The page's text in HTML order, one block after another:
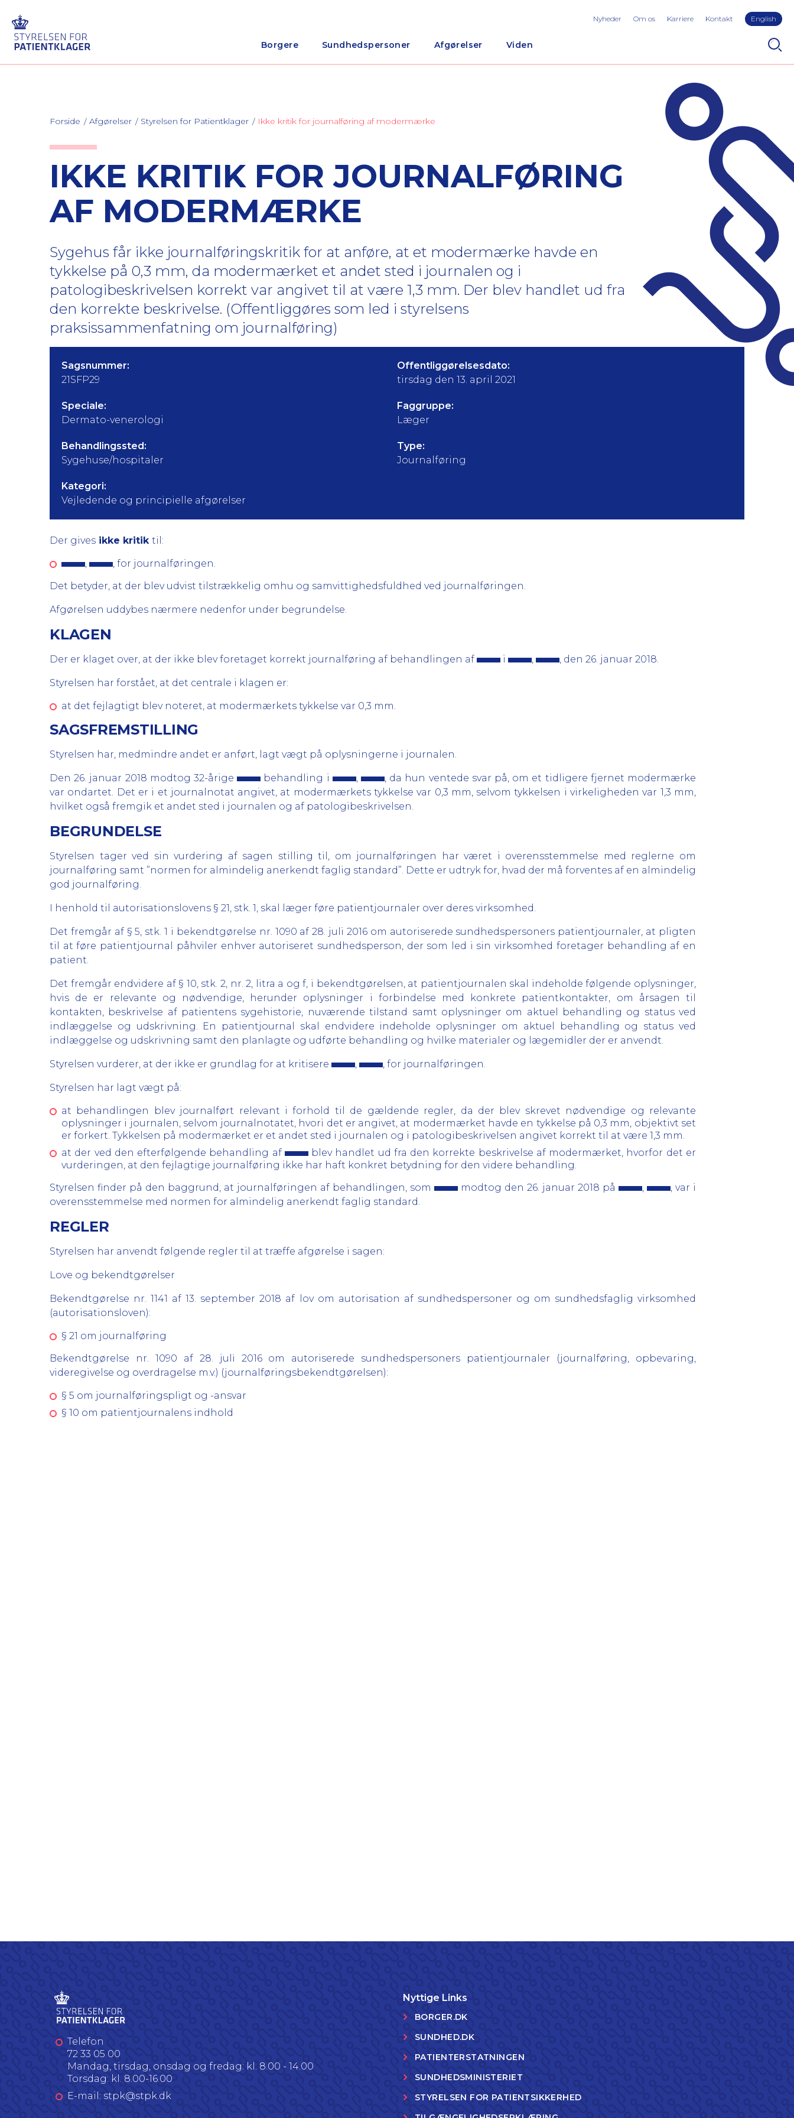
Borgere Sundhedspersoner Afgørelser Viden
Nyheder Om os Karriere Kontakt English
Forside Afgørelser Styrelsen for Patientklager Ikke kritik for journalføring af modermærke
IKKE KRITIK FOR JOURNALFØRING
AF MODERMÆRKE
Sygehus får ikke journalføringskritik for at anføre, at et modermærke havde en
tykkelse på 0,3 mm, da modermærket et andet sted i journalen og i
patologibeskrivelsen korrekt var angivet til at være 1,3 mm. Der blev handlet ud fra
den korrekte beskrivelse. (Offentliggøres som led i styrelsens
praksissammenfatning om journalføring)
Sagsnummer:
21SFP29
Offentliggørelsesdato:
tirsdag den 13. april 2021
Speciale:
Dermato-venerologi
Faggruppe:
Læger
Behandlingssted:
Sygehuse/hospitaler
Type:
Journalføring
Kategori:
Vejledende og principielle afgørelser
Der gives ikke kritik til:
,
, for journalføringen.
Det betyder, at der blev udvist tilstrækkelig omhu og samvittighedsfuldhed ved journalføringen.
Afgørelsen uddybes nærmere nedenfor under begrundelse.
KLAGEN
Der er klaget over, at der ikke blev foretaget korrekt journalføring af behandlingen af i , , den 26. januar 2018.
Styrelsen har forstået, at det centrale i klagen er:
at det fejlagtigt blev noteret, at modermærkets tykkelse var 0,3 mm.
SAGSFREMSTILLING
Styrelsen har, medmindre andet er anført, lagt vægt på oplysningerne i journalen.
Den 26. januar 2018 modtog 32-årige behandling i ,
, da hun ventede svar på, om et tidligere fjernet modermærke
var ondartet. Det er i et journalnotat angivet, at modermærkets tykkelse var 0,3 mm, selvom tykkelsen i virkeligheden var 1,3 mm,
hvilket også fremgik et andet sted i journalen og af patologibeskrivelsen.
BEGRUNDELSE
Styrelsen tager ved sin vurdering af sagen stilling til, om journalføringen har været i overensstemmelse med reglerne om
journalføring samt ”normen for almindelig anerkendt faglig standard”. Dette er udtryk for, hvad der må forventes af en almindelig
god journalføring.
I henhold til autorisationslovens § 21, stk. 1, skal læger føre patientjournaler over deres virksomhed.
Det fremgår af § 5, stk. 1 i bekendtgørelse nr. 1090 af 28. juli 2016 om autoriserede sundhedspersoners patientjournaler, at pligten
til at føre patientjournal påhviler enhver autoriseret sundhedsperson, der som led i sin virksomhed foretager behandling af en
patient.
Det fremgår endvidere af § 10, stk. 2, nr. 2, litra a og f, i bekendtgørelsen, at patientjournalen skal indeholde følgende oplysninger,
hvis de er relevante og nødvendige, herunder oplysninger i forbindelse med konkrete patientkontakter, om årsagen til
kontakten, beskrivelse af patientens sygehistorie, nuværende tilstand samt oplysninger om aktuel behandling og status ved
indlæggelse og udskrivning. En patientjournal skal endvidere indeholde oplysninger om aktuel behandling og status ved
indlæggelse og udskrivning samt den planlagte og udførte behandling og hvilke materialer og lægemidler der er anvendt.
Styrelsen vurderer, at der ikke er grundlag for at kritisere , , for journalføringen.
Styrelsen har lagt vægt på:
at behandlingen blev journalført relevant i forhold til de gældende regler, da der blev skrevet nødvendige og relevante
oplysninger i journalen, selvom journalnotatet, hvori det er angivet, at modermærket havde en tykkelse på 0,3 mm, objektivt set
er forkert. Tykkelsen på modermærket er et andet sted i journalen og i patologibeskrivelsen angivet korrekt til at være 1,3 mm.
at der ved den efterfølgende behandling af
blev handlet ud fra den korrekte beskrivelse af modermærket, hvorfor det er
vurderingen, at den fejlagtige journalføring ikke har haft konkret betydning for den videre behandling.
Styrelsen finder på den baggrund, at journalføringen af behandlingen, som
modtog den 26. januar 2018 på ,
, var i
overensstemmelse med normen for almindelig anerkendt faglig standard.
REGLER
Styrelsen har anvendt følgende regler til at træffe afgørelse i sagen:
Love og bekendtgørelser
Bekendtgørelse nr. 1141 af 13. september 2018 af lov om autorisation af sundhedspersoner og om sundhedsfaglig virksomhed
(autorisationsloven):
§ 21 om journalføring
Bekendtgørelse nr. 1090 af 28. juli 2016 om autoriserede sundhedspersoners patientjournaler (journalføring, opbevaring,
videregivelse og overdragelse m.v.) (journalføringsbekendtgørelsen):
§ 5 om journalføringspligt og -ansvar
§ 10 om patientjournalens indhold
Telefon
72 33 05 00
Mandag, tirsdag, onsdag og fredag: kl. 8.00 - 14.00
Torsdag: kl. 8.00-16.00
E-mail: stpk@stpk.dk
Nyttige Links
BORGER.DK
SUNDHED.DK
PATIENTERSTATNINGEN
SUNDHEDSMINISTERIET
STYRELSEN FOR PATIENTSIKKERHED